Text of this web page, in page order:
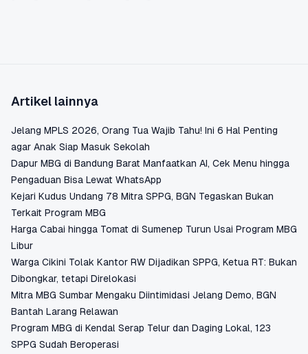
Artikel lainnya
Jelang MPLS 2026, Orang Tua Wajib Tahu! Ini 6 Hal Penting
agar Anak Siap Masuk Sekolah
Dapur MBG di Bandung Barat Manfaatkan AI, Cek Menu hingga
Pengaduan Bisa Lewat WhatsApp
Kejari Kudus Undang 78 Mitra SPPG, BGN Tegaskan Bukan
Terkait Program MBG
Harga Cabai hingga Tomat di Sumenep Turun Usai Program MBG
Libur
Warga Cikini Tolak Kantor RW Dijadikan SPPG, Ketua RT: Bukan
Dibongkar, tetapi Direlokasi
Mitra MBG Sumbar Mengaku Diintimidasi Jelang Demo, BGN
Bantah Larang Relawan
Program MBG di Kendal Serap Telur dan Daging Lokal, 123
SPPG Sudah Beroperasi